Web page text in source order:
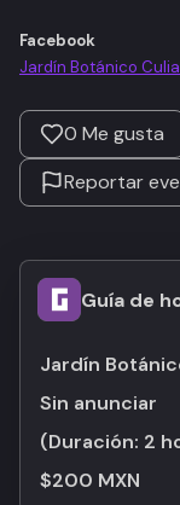
Facebook
Jardín Botánico
0 Me gusta
Reportar
Guía de
Jardín
Sin anunciar
(Duración: 2
$200 MXN